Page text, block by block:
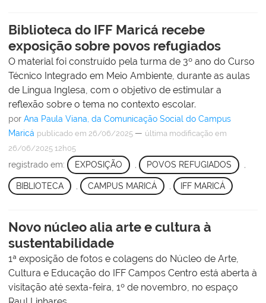
Biblioteca do IFF Maricá recebe
exposição sobre povos refugiados
O material foi construído pela turma de 3º ano do Curso
Técnico Integrado em Meio Ambiente, durante as aulas
de Língua Inglesa, com o objetivo de estimular a
reflexão sobre o tema no contexto escolar.
por Ana Paula Viana, da Comunicação Social do Campus
Maricá publicado em 26/06/2025 — última modificação em
26/06/2025 12h05
registrado em: EXPOSIÇÃO , POVOS REFUGIADOS ,
BIBLIOTECA CAMPUS MARICÁ IFF MARICÁ
Novo núcleo alia arte e cultura à
sustentabilidade
1ª exposição de fotos e colagens do Núcleo de Arte,
Cultura e Educação do IFF Campos Centro está aberta à
visitação até sexta-feira, 1º de novembro, no espaço